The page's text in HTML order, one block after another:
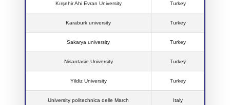
Kırşehir Ahi Evran University Turkey
Karaburk university Turkey
Sakarya university Turkey
Nisantasie University Turkey
Yildiz University Turkey
University politechnica delle March Italy